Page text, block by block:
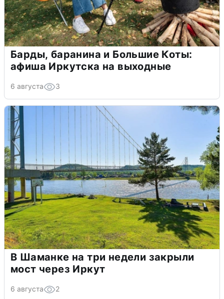
Барды, баранина и Большие Коты:
афиша Иркутска на выходные
6 августа 3
В Шаманке на три недели закрыли
мост через Иркут
6 августа 2